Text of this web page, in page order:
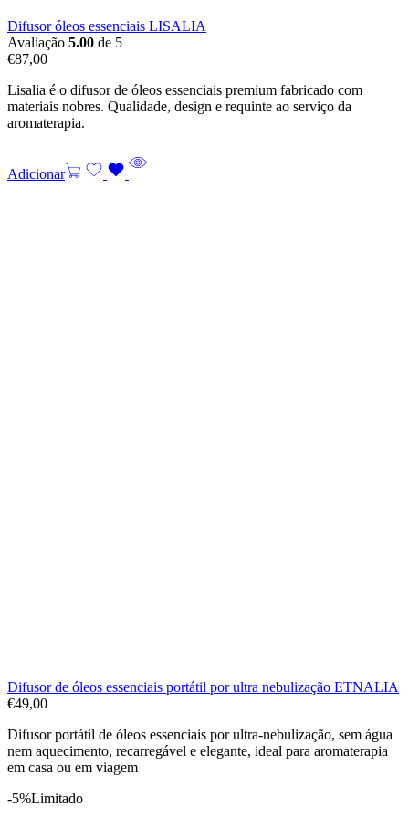
Difusor óleos essenciais LISALIA
Avaliação 5.00 de 5
€87,00
Lisalia é o difusor de óleos essenciais premium fabricado com
materiais nobres. Qualidade, design e requinte ao serviço da
aromaterapia.
Adicionar
Difusor de óleos essenciais portátil por ultra nebulização ETNALIA
€49,00
Difusor portátil de óleos essenciais por ultra-nebulização, sem água
nem aquecimento, recarregável e elegante, ideal para aromaterapia
em casa ou em viagem
-5%Limitado